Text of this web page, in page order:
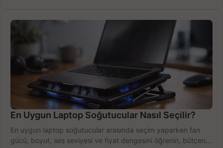
En Uygun Laptop Soğutucular Nasıl Seçilir?
En uygun laptop soğutucular arasında seçim yaparken fan
gücü, boyut, ses seviyesi ve fiyat dengesini öğrenin, bütçenizi